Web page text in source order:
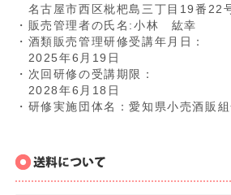
名古屋市西区枇杷島三丁目19番22
・販売管理者の氏名:小林 紘幸
・酒類販売管理研修受講年月日：
2025年6月19日
・次回研修の受講期限：
2028年6月18日
・研修実施団体名：愛知県小売酒販